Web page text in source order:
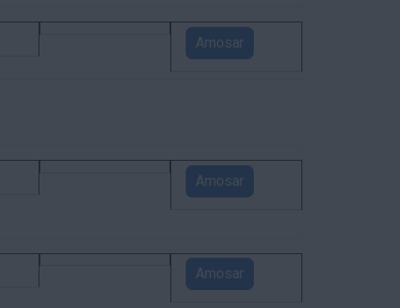
Amosar
Amosar
Amosar